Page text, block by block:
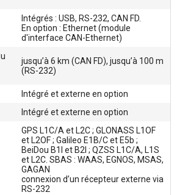
Intégrés : USB, RS-232, CAN FD.
En option : Ethernet (module
d'interface CAN-Ethernet)
jusqu’à 6 km (CAN FD), jusqu’à 100 m
(RS-232)
Intégré et externe en option
Intégré et externe en option
GPS L1C/A et L2C ; GLONASS L1OF
et L2OF ; Galileo E1B/C et E5b ;
BeiDou B1I et B2I ; QZSS L1C/A, L1S
et L2C. SBAS : WAAS, EGNOS, MSAS,
GAGAN
connexion d’un récepteur externe via
RS-232